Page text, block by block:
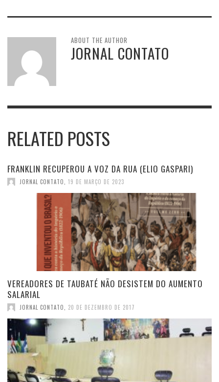
ABOUT THE AUTHOR
JORNAL CONTATO
RELATED POSTS
FRANKLIN RECUPEROU A VOZ DA RUA (ELIO GASPARI)
JORNAL CONTATO 19 DE MARÇO DE 2023
VEREADORES DE TAUBATÉ NÃO DESISTEM DO AUMENTO
SALARIAL
JORNAL CONTATO 20 DE DEZEMBRO DE 2017